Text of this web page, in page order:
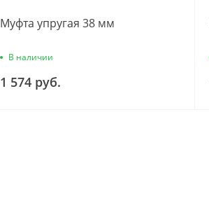
Муфта упругая 38 мм
В наличии
1 574 руб.